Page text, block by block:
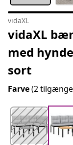
vidaXL
vidaXL
med
sort
Farve(2